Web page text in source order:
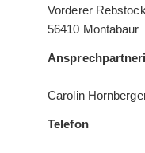
Vorderer
56410 Montabaur
Carolin
Telefon